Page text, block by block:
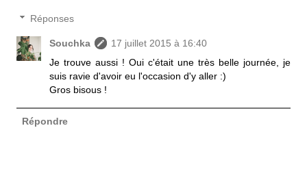
Réponses
Souchka
17 juillet 2015 à 16:40
Je trouve aussi ! Oui c'était une très belle journée, je
suis ravie d'avoir eu l'occasion d'y aller :)
Gros bisous !
Répondre